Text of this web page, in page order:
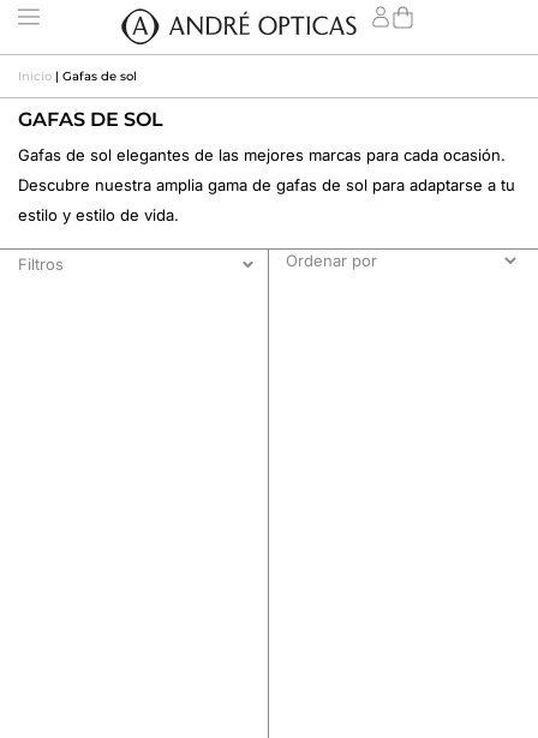
Inicio | Gafas de sol
GAFAS DE SOL
Gafas de sol elegantes de las mejores marcas para cada ocasión.
Descubre nuestra amplia gama de gafas de sol para adaptarse a tu
estilo y estilo de vida.
Filtros